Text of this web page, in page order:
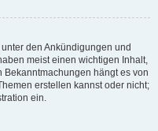
den Ankündigungen und
meist einen wichtigen Inhalt,
hängt es von
erstellen kannst oder nicht;
ein.